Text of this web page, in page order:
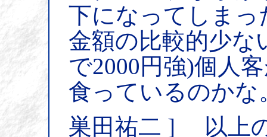
下になってしまっ
金額の比較的少な
で2000円強)個人
食っているのかな
巣田祐二 ] 以上